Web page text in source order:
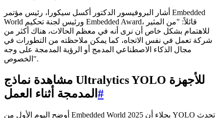
أشار البروفيسور الدكتور أكسل سيكورا، رئيس مؤتمر Embedded
World ورئيس لجنة تحكيم Embedded Award، قائلاً: "من المثير
للاهتمام بشكل خاص أن نرى أنه في معظم الحالات، هناك أكثر من
شركة تعمل في نفس الاتجاه، كما يمكن ملاحظته من التطورات في
مجال الذكاء الاصطناعي المدمج أو الرؤية المدمجة على وجه
الخصوص".
مشاهدة نماذج Ultralytics YOLO للأجهزة
المدمجة أثناء العمل #
أوضح اليوم الأول من Embedded World 2025 بجلاء أن YOLO تحدث